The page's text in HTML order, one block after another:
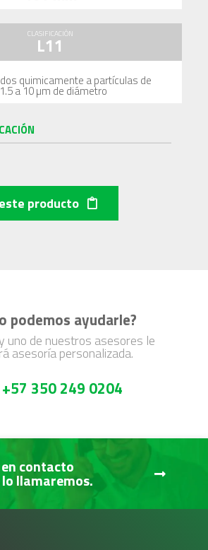
CLASIFICACIÓN
L11
quimicamente a partículas de
a 10 µm de diámetro
producto
podemos ayudarle?
uno de nuestros asesores le
asesoría personalizada.
+57 350 249 0204
contacto
llamaremos.